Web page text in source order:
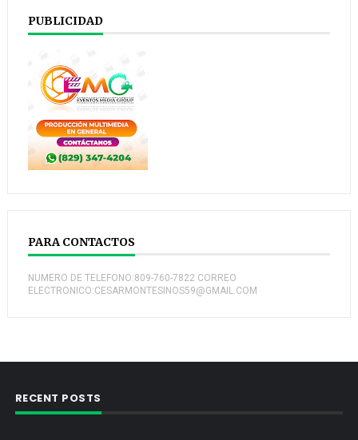
PUBLICIDAD
PARA CONTACTOS
NUMERO DE TELEFONO:809-760-7822 CORREO
ELECTRONICO:CESARMONTESINOS59@GMAIL.COM
RECENT POSTS